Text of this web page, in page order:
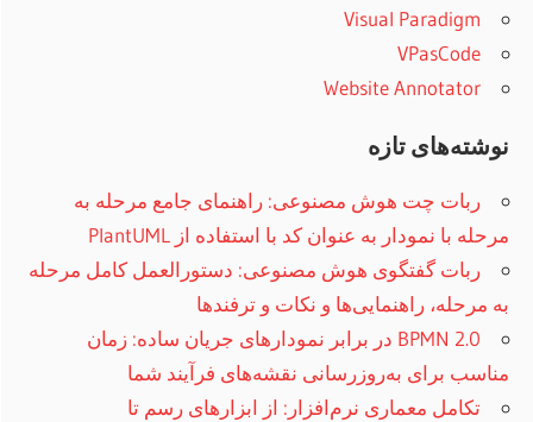
Visual Paradigm
VPasCode
Website Annotator
نوشته‌های تازه
ربات چت هوش مصنوعی: راهنمای جامع مرحله به
مرحله با نمودار به عنوان کد با استفاده از PlantUML
ربات گفتگوی هوش مصنوعی: دستورالعمل کامل مرحله
به مرحله، راهنمایی‌ها و نکات و ترفند‌ها
BPMN 2.0 در برابر نمودارهای جریان ساده: زمان
مناسب برای به‌روزرسانی نقشه‌های فرآیند شما
تکامل معماری نرم‌افزار: از ابزارهای رسم تا